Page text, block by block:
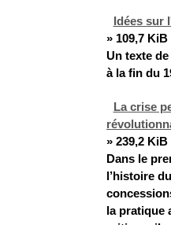
Idées sur
» 109,7
Un texte
à la fin du
La crise
» 239,2
Dans le
l’histoire
la pratique